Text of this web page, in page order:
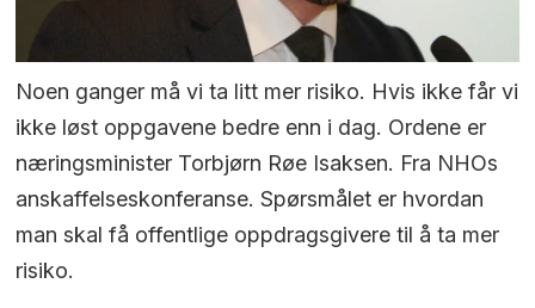
Noen ganger må vi ta litt mer risiko. Hvis ikke får vi
ikke løst oppgavene bedre enn i dag. Ordene er
næringsminister Torbjørn Røe Isaksen. Fra NHOs
anskaffelseskonferanse. Spørsmålet er hvordan
man skal få offentlige oppdragsgivere til å ta mer
risiko.